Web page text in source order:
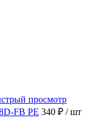
просмотр
FB PE 340 ₽ / шт